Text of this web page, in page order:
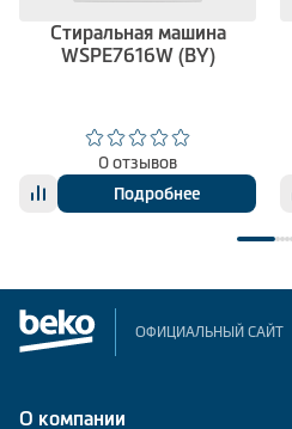
Стиральная машина
WSPE7616W (BY)
0 отзывов
Подробнее
ОФИЦИАЛЬНЫЙ САЙТ
О компании